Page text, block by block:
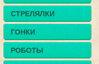
СТРЕЛЯЛКИ
ГОНКИ
РОБОТЫ